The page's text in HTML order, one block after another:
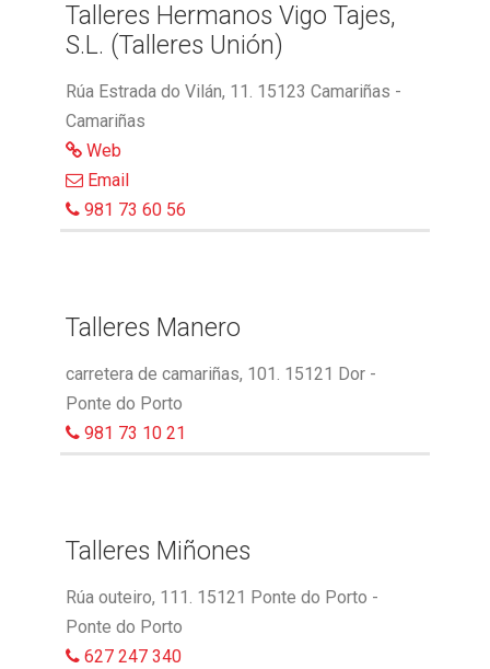
Talleres Hermanos Vigo Tajes,
S.L. (Talleres Unión)
Rúa Estrada do Vilán, 11. 15123 Camariñas -
Camariñas
Web
Email
981 73 60 56
Talleres Manero
carretera de camariñas, 101. 15121 Dor -
Ponte do Porto
981 73 10 21
Talleres Miñones
Rúa outeiro, 111. 15121 Ponte do Porto -
Ponte do Porto
627 247 340